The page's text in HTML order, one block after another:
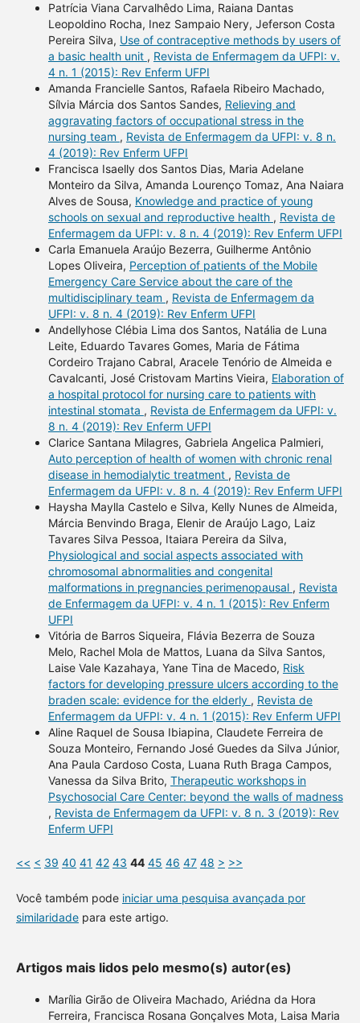
Patrícia Viana Carvalhêdo Lima, Raiana Dantas
Leopoldino Rocha, Inez Sampaio Nery, Jeferson Costa
Pereira Silva, Use of contraceptive methods by users of
a basic health unit , Revista de Enfermagem da UFPI: v.
4 n. 1 (2015): Rev Enferm UFPI
Amanda Francielle Santos, Rafaela Ribeiro Machado,
Sílvia Márcia dos Santos Sandes, Relieving and
aggravating factors of occupational stress in the
nursing team , Revista de Enfermagem da UFPI: v. 8 n.
4 (2019): Rev Enferm UFPI
Francisca Isaelly dos Santos Dias, Maria Adelane
Monteiro da Silva, Amanda Lourenço Tomaz, Ana Naiara
Alves de Sousa, Knowledge and practice of young
schools on sexual and reproductive health , Revista de
Enfermagem da UFPI: v. 8 n. 4 (2019): Rev Enferm UFPI
Carla Emanuela Araújo Bezerra, Guilherme Antônio
Lopes Oliveira, Perception of patients of the Mobile
Emergency Care Service about the care of the
multidisciplinary team , Revista de Enfermagem da
UFPI: v. 8 n. 4 (2019): Rev Enferm UFPI
Andellyhose Clébia Lima dos Santos, Natália de Luna
Leite, Eduardo Tavares Gomes, Maria de Fátima
Cordeiro Trajano Cabral, Aracele Tenório de Almeida e
Cavalcanti, José Cristovam Martins Vieira, Elaboration of
a hospital protocol for nursing care to patients with
intestinal stomata , Revista de Enfermagem da UFPI: v.
8 n. 4 (2019): Rev Enferm UFPI
Clarice Santana Milagres, Gabriela Angelica Palmieri,
Auto perception of health of women with chronic renal
disease in hemodialytic treatment , Revista de
Enfermagem da UFPI: v. 8 n. 4 (2019): Rev Enferm UFPI
Haysha Maylla Castelo e Silva, Kelly Nunes de Almeida,
Márcia Benvindo Braga, Elenir de Araújo Lago, Laiz
Tavares Silva Pessoa, Itaiara Pereira da Silva,
Physiological and social aspects associated with
chromosomal abnormalities and congenital
malformations in pregnancies perimenopausal , Revista
de Enfermagem da UFPI: v. 4 n. 1 (2015): Rev Enferm
UFPI
Vitória de Barros Siqueira, Flávia Bezerra de Souza
Melo, Rachel Mola de Mattos, Luana da Silva Santos,
Laise Vale Kazahaya, Yane Tina de Macedo, Risk
factors for developing pressure ulcers according to the
braden scale: evidence for the elderly , Revista de
Enfermagem da UFPI: v. 4 n. 1 (2015): Rev Enferm UFPI
Aline Raquel de Sousa Ibiapina, Claudete Ferreira de
Souza Monteiro, Fernando José Guedes da Silva Júnior,
Ana Paula Cardoso Costa, Luana Ruth Braga Campos,
Vanessa da Silva Brito, Therapeutic workshops in
Psychosocial Care Center: beyond the walls of madness
, Revista de Enfermagem da UFPI: v. 8 n. 3 (2019): Rev
Enferm UFPI
<< < 39 40 41 42 43 44 45 46 47 48 > >>
Você também pode iniciar uma pesquisa avançada por
similaridadepara este artigo.
Artigos mais lidos pelo mesmo(s) autor(es)
Marília Girão de Oliveira Machado, Ariédna da Hora
Ferreira, Francisca Rosana Gonçalves Mota, Laisa Maria